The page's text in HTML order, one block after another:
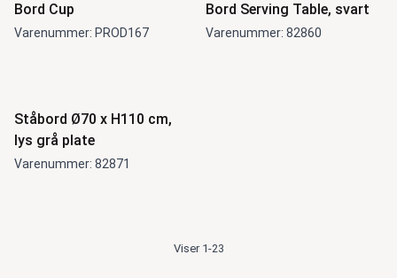
Bord Cup
Varenummer: PROD167
Bord Serving Table, svart
Varenummer: 82860
Ståbord Ø70 x H110 cm,
lys grå plate
Varenummer: 82871
Viser 1-23